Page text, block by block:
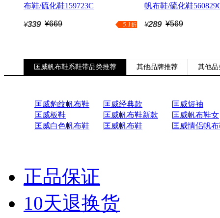
布鞋/硫化鞋159723C
¥339 ¥669 5.1折
帆布鞋/硫化鞋
¥289 ¥569
匡威帆布鞋系鞋带品类推荐 其他品牌推荐 其他
匡威豹纹帆布鞋 匡威经典款
匡威短袖
匡威板鞋
匡威帆布鞋新款
匡威帆布鞋女
匡威白色帆布鞋
匡威帆布鞋 匡威情侣帆
正品保证
10天退换货